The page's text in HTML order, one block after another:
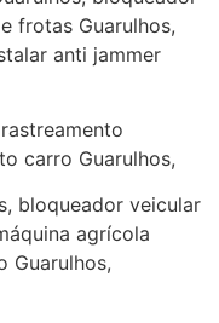
frotas Guarulhos,
anti jammer
carro Guarulhos,
bloqueador veicular
agrícola
Guarulhos,